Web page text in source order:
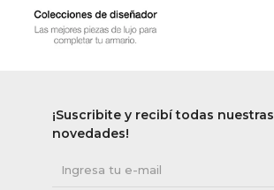
¡Suscribite y recibí todas nuestras
novedades!